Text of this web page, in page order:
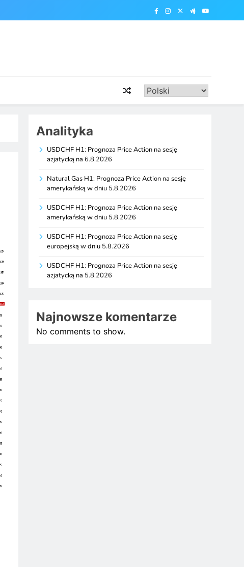
Analityka
USDCHF H1: Prognoza Price Action na sesję
azjatycką na 6.8.2026
Natural Gas H1: Prognoza Price Action na sesję
amerykańską w dniu 5.8.2026
USDCHF H1: Prognoza Price Action na sesję
amerykańską w dniu 5.8.2026
USDCHF H1: Prognoza Price Action na sesję
europejską w dniu 5.8.2026
USDCHF H1: Prognoza Price Action na sesję
azjatycką na 5.8.2026
Najnowsze komentarze
No comments to show.